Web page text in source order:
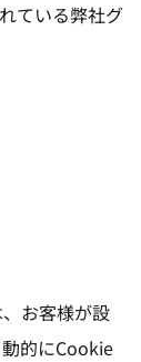
ている弊社グ
お客様が設
的にCookie